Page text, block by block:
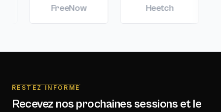
FreeNow
RESTEZ INFORMÉ
Recevez nos prochaines sessions et le